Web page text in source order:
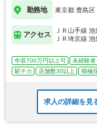
勤務地 東京都 豊島区
アクセス
ＪＲ山手線 池
ＪＲ埼京線
年収700万円以上可 未経験
駅チカ
店舗数30以上 積極
求人の詳細を見